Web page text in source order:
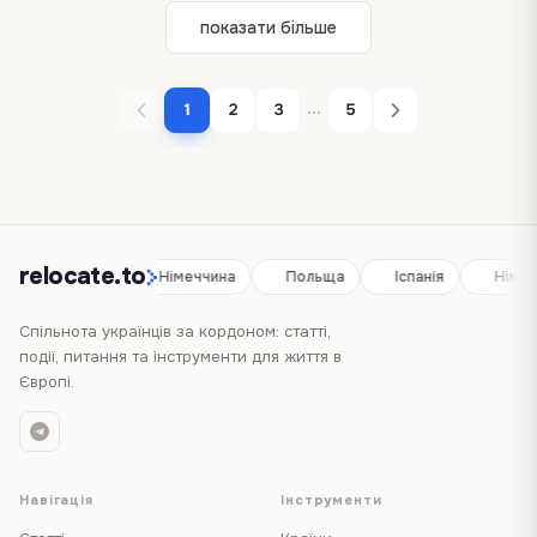
показати більше
1 2 3 ... 5
relocate.to
Іспанія Німеччина Польща Іспанія
Спільнота українців за кордоном: статті,
події, питання та інструменти для життя в
Європі.
Навігація Інструменти